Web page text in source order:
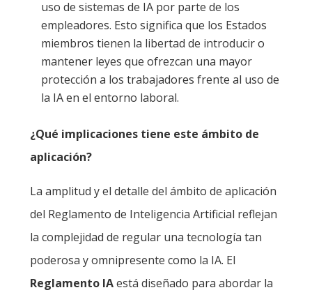
uso de sistemas de IA por parte de los
empleadores. Esto significa que los Estados
miembros tienen la libertad de introducir o
mantener leyes que ofrezcan una mayor
protección a los trabajadores frente al uso de
la IA en el entorno laboral.
¿Qué implicaciones tiene este ámbito de
aplicación?
La amplitud y el detalle del ámbito de aplicación
del Reglamento de Inteligencia Artificial reflejan
la complejidad de regular una tecnología tan
poderosa y omnipresente como la IA. El
Reglamento IAestá diseñado para abordar la